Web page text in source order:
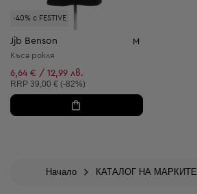
-40% с FESTIVE
Jjb Benson M
Къса рокля
6,64 € / 12,99 лв.
Препоръчителна цена:
RRP 39,00 € (-82%)
Начало КАТАЛОГ НА МАРКИТЕ